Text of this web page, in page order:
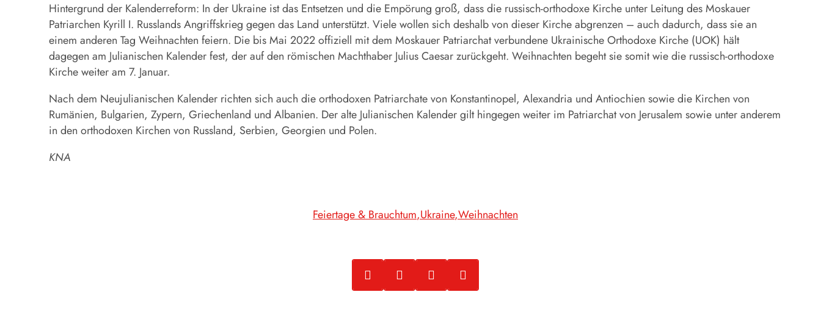
Hintergrund der Kalenderreform: In der Ukraine ist das Entsetzen und die Empörung groß, dass die russisch-orthodoxe Kirche unter Leitung des Moskauer
Patriarchen Kyrill I. Russlands Angriffskrieg gegen das Land unterstützt. Viele wollen sich deshalb von dieser Kirche abgrenzen – auch dadurch, dass sie an
einem anderen Tag Weihnachten feiern. Die bis Mai 2022 offiziell mit dem Moskauer Patriarchat verbundene Ukrainische Orthodoxe Kirche (UOK) hält
dagegen am Julianischen Kalender fest, der auf den römischen Machthaber Julius Caesar zurückgeht. Weihnachten begeht sie somit wie die russisch-orthodoxe
Kirche weiter am 7. Januar.
Nach dem Neujulianischen Kalender richten sich auch die orthodoxen Patriarchate von Konstantinopel, Alexandria und Antiochien sowie die Kirchen von
Rumänien, Bulgarien, Zypern, Griechenland und Albanien. Der alte Julianischen Kalender gilt hingegen weiter im Patriarchat von Jerusalem sowie unter anderem
in den orthodoxen Kirchen von Russland, Serbien, Georgien und Polen.
KNA
Feiertage & Brauchtum Ukraine Weihnachten